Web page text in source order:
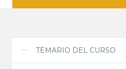
TEMARIO DEL CURSO